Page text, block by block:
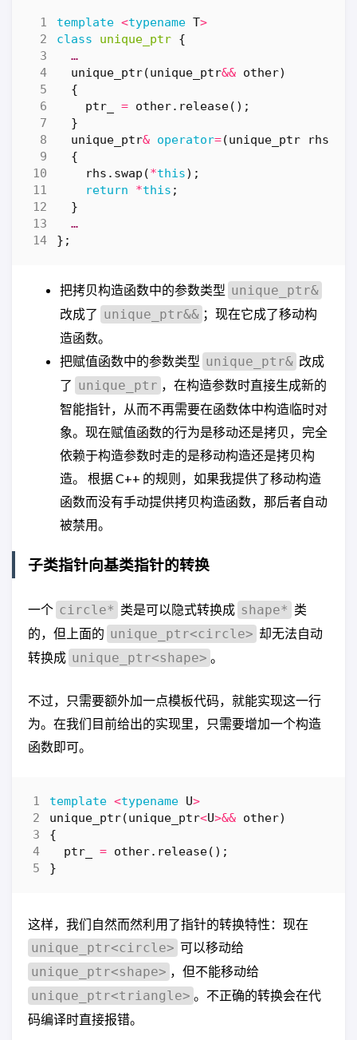
template <typename T>
class
unique_ptr {
…
unique_ptr(unique_ptr&& other)
{
ptr_
= other. release();
}
unique_ptr& operator=(unique_ptr rhs
{
rhs . swap (*this);
return
*this ;
}
…
};
把拷贝构造函数中的参数类型 unique_ptr&
改成了 unique_ptr&& ；现在它成了移动构
造函数。
把赋值函数中的参数类型 unique_ptr& 改成
了 unique_ptr ，在构造参数时直接生成新的
智能指针，从而不再需要在函数体中构造临时对
象。现在赋值函数的行为是移动还是拷贝，完全
依赖于构造参数时走的是移动构造还是拷贝构
造。 根据 C++ 的规则，如果我提供了移动构造
函数而没有手动提供拷贝构造函数，那后者自动
被禁用。
子类指针向基类指针的转换
一个 circle* 类是可以隐式转换成 shape* 类
的，但上面的 unique_ptr<circle> 却无法自动
转换成 unique_ptr<shape> 。
不过，只需要额外加一点模板代码，就能实现这一行
为。在我们目前给出的实现里，只需要增加一个构造
函数即可。
template <typename U>
unique_ptr(unique_ptr<U>&& other)
{
ptr_
= other. release();
}
这样，我们自然而然利用了指针的转换特性：现在
unique_ptr<circle> 可以移动给
unique_ptr<shape> ，但不能移动给
unique_ptr<triangle> 。不正确的转换会在代
码编译时直接报错。